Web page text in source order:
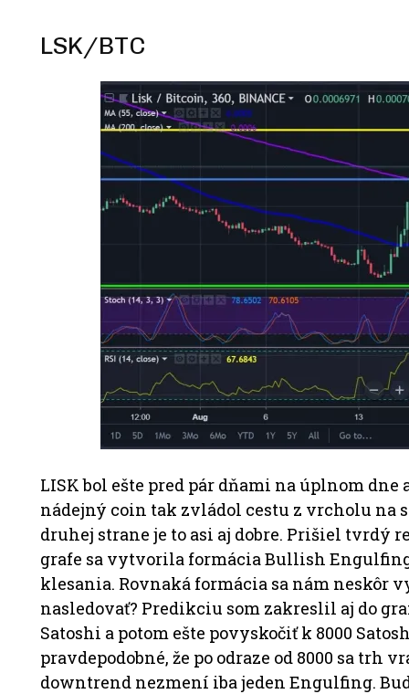
LSK/BTC
LISK bol ešte pred pár dňami na úplnom
nádejný coin tak zvládol cestu z vrcholu na
druhej strane je to asi aj dobre. Prišiel tvrdý
grafe sa vytvorila formácia Bullish
klesania. Rovnaká formácia sa nám neskôr
nasledovať? Predikciu som zakreslil aj do
Satoshi a potom ešte povyskočiť k 8000
pravdepodobné, že po odraze od 8000 sa trh
downtrend nezmení iba jeden Engulfing.